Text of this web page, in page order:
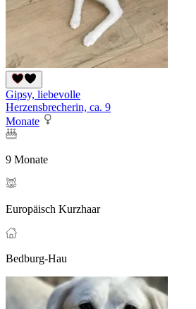
Gipsy, liebevolle
Herzensbrecherin, ca. 9
Monate
9 Monate
Europäisch Kurzhaar
Bedburg-Hau